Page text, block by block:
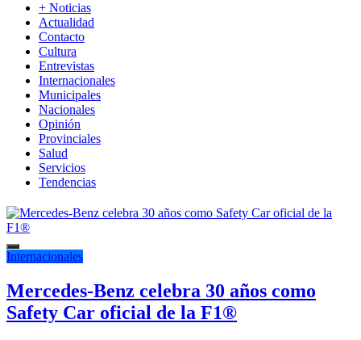
+ Noticias
Actualidad
Contacto
Cultura
Entrevistas
Internacionales
Municipales
Nacionales
Opinión
Provinciales
Salud
Servicios
Tendencias
Internacionales
Mercedes-Benz celebra 30 años como
Safety Car oficial de la F1®